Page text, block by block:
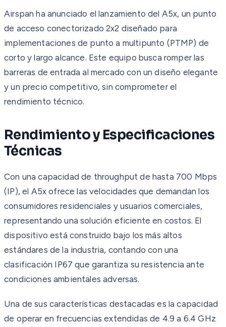
Airspan ha anunciado el lanzamiento del A5x, un punto
de acceso conectorizado 2x2 diseñado para
implementaciones de punto a multipunto (PTMP) de
corto y largo alcance. Este equipo busca romper las
barreras de entrada al mercado con un diseño elegante
y un precio competitivo, sin comprometer el
rendimiento técnico.
Rendimiento y Especificaciones
Técnicas
Con una capacidad de throughput de hasta 700 Mbps
(IP), el A5x ofrece las velocidades que demandan los
consumidores residenciales y usuarios comerciales,
representando una solución eficiente en costos. El
dispositivo está construido bajo los más altos
estándares de la industria, contando con una
clasificación IP67 que garantiza su resistencia ante
condiciones ambientales adversas.
Una de sus características destacadas es la capacidad
de operar en frecuencias extendidas de 4.9 a 6.4 GHz